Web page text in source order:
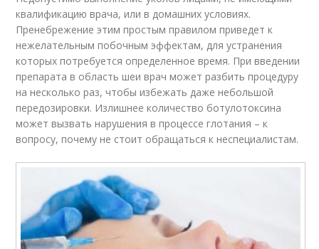
квалификацию врача, или в домашних условиях.
Пренебрежение этим простым правилом приведет к
нежелательным побочным эффектам, для устранения
которых потребуется определенное время. При введении
препарата в область шеи врач может разбить процедуру
на несколько раз, чтобы избежать даже небольшой
передозировки. Излишнее количество ботулотоксина
может вызвать нарушения в процессе глотания – к
вопросу, почему не стоит обращаться к неспециалистам.